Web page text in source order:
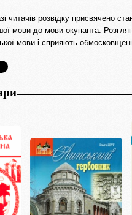
читачів розвідку присвячено
мови до мови окупанта.
мови і сприяють